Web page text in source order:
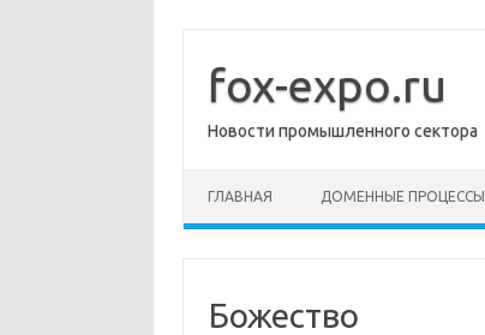
содержимому
fox-expo.ru
Новости промышленного сектора
ГЛАВНАЯ ДОМЕННЫЕ ПРОЦЕССЫ
Божество